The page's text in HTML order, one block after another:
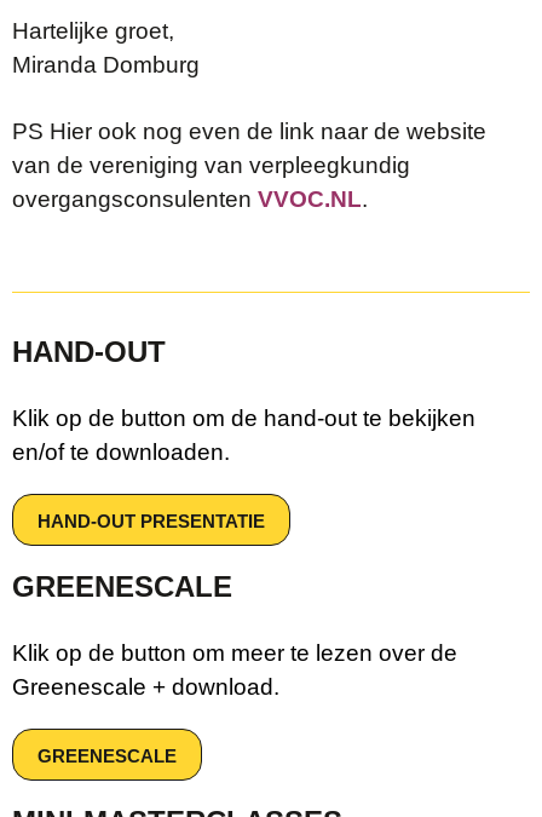
Hartelijke groet,
Miranda Domburg
PS Hier ook nog even de link naar de website
van de vereniging van verpleegkundig
overgangsconsulenten VVOC.NL.
HAND-OUT
Klik op de button om de hand-out te bekijken
en/of te downloaden.
HAND-OUT PRESENTATIE
GREENESCALE
Klik op de button om meer te lezen over de
Greenescale + download.
GREENESCALE